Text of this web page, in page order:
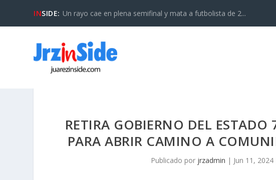
INSIDE: Un rayo cae en plena semifinal y mata a futbolista de 2...
RETIRA GOBIERNO DEL
PARA ABRIR CAMINO A
Publicado por jrzadmin | Jun 11, 2024